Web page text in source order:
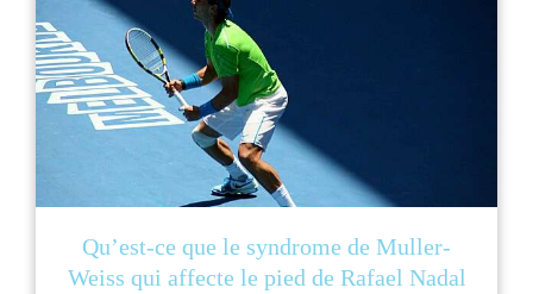
Qu’est-ce que le syndrome de Muller-
Weiss qui affecte le pied de Rafael Nadal